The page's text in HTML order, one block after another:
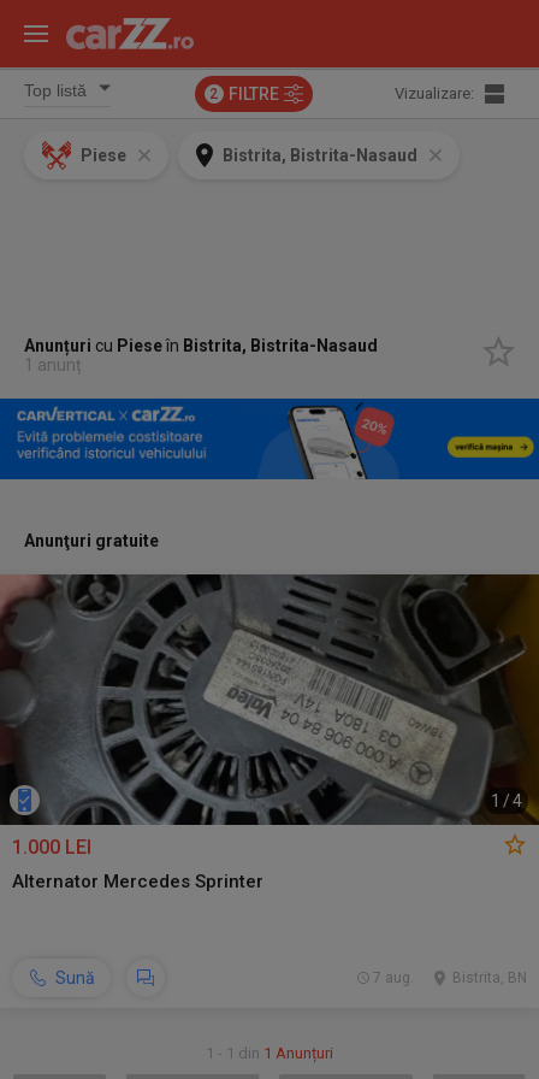
2 FILTRE Vizualizare:
Piese Bistrita, Bistrita-Nasaud
Anunțuri cu Pieseîn Bistrita, Bistrita-Nasaud
1 anunț
Anunţuri gratuite
1 /4
1.000 LEI
Alternator Mercedes Sprinter
Sună Bistrita, BN
7 aug.
1 - 1 din 1 Anunțuri